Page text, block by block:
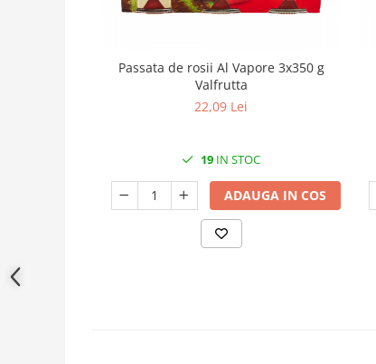
Passata de rosii Al Vapore 3x350 g
Valfrutta
22,09 Lei
19 IN STOC
ADAUGA IN COS